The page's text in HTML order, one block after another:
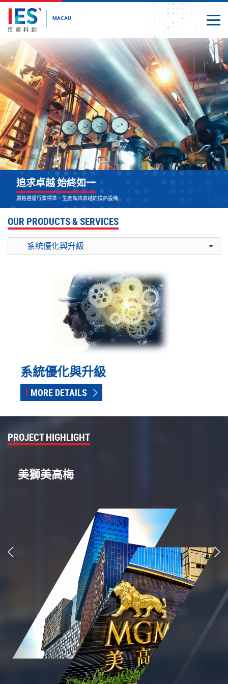
MACAU
Start
main
content
追求卓越 始終如一
嚴格遵循行業標準，生產高效卓越的換熱設備
可持續 更可靠
致力發展可持續性的熱交換研發技術 ，提供可靠高效的解決方案
OUR PRODUCTS & SERVICES
系統優化與升級
MORE DETAILS
PROJECT HIGHLIGHT
美獅美高梅